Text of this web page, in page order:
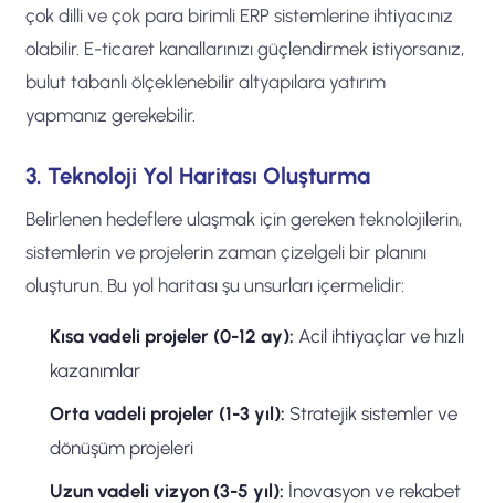
çok dilli ve çok para birimli ERP sistemlerine ihtiyacınız
olabilir. E-ticaret kanallarınızı güçlendirmek istiyorsanız,
bulut tabanlı ölçeklenebilir altyapılara yatırım
yapmanız gerekebilir.
3. Teknoloji Yol Haritası Oluşturma
Belirlenen hedeflere ulaşmak için gereken teknolojilerin,
sistemlerin ve projelerin zaman çizelgeli bir planını
oluşturun. Bu yol haritası şu unsurları içermelidir:
Kısa vadeli projeler (0-12 ay): Acil ihtiyaçlar ve hızlı
kazanımlar
Orta vadeli projeler (1-3 yıl): Stratejik sistemler ve
dönüşüm projeleri
Uzun vadeli vizyon (3-5 yıl): İnovasyon ve rekabet